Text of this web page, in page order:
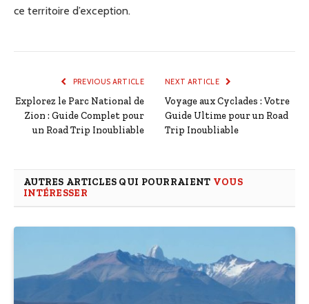
ce territoire d’exception.
PREVIOUS ARTICLE
Explorez le Parc National de
Zion : Guide Complet pour
un Road Trip Inoubliable
NEXT ARTICLE
Voyage aux Cyclades : Votre
Guide Ultime pour un Road
Trip Inoubliable
AUTRES ARTICLES QUI POURRAIENT VOUS
INTÉRESSER